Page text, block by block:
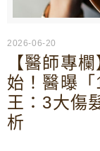
2026-06-20
【醫師專
始！醫曝
王：3大傷
析